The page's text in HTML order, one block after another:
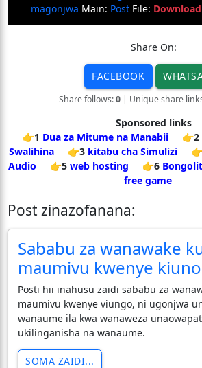
magonjwa Main: Post File: Download
Share On:
FACEBOOK
Share follows:0| Unique share
Sponsored links
👉1 Dua za Mitume na Manabii 👉2
Swalihina
👉3 kitabu cha Simulizi
Audio
👉5 web hosting 👉6
free game
Post zinazofanana:
Sababu za wanawake
maumivu kwenye kiuno
Posti hii inahusu zaidi sababu za
maumivu kwenye viungo, ni ugonjwa
wanaume ila kwa wanaweza
ukilinganisha na wanaume.
SOMA ZAIDI...